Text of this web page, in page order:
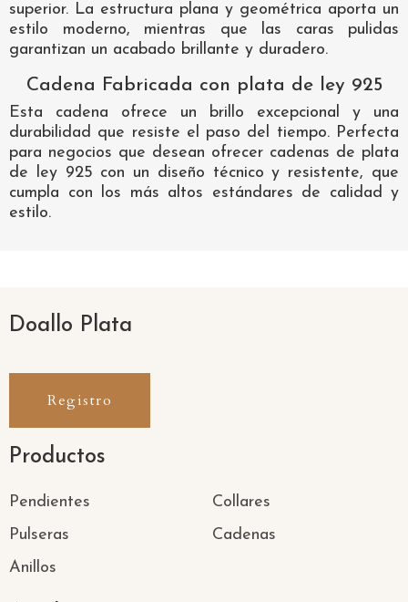
superior. La estructura plana y geométrica aporta un
estilo moderno, mientras que las caras pulidas
garantizan un acabado brillante y duradero.
Cadena Fabricada con plata de ley 925
Esta cadena ofrece un brillo excepcional y una
durabilidad que resiste el paso del tiempo. Perfecta
para negocios que desean ofrecer cadenas de plata
de ley 925 con un diseño técnico y resistente, que
cumpla con los más altos estándares de calidad y
estilo.
Doallo Plata
Registro
Productos
Pendientes
Pulseras
Anillos
Collares
Cadenas